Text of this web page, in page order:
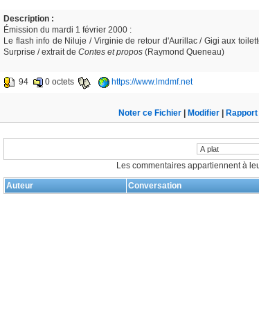
Description :
Émission du mardi 1 février 2000 :
Le flash info de Niluje / Virginie de retour d'Aurillac / Gigi aux
Surprise / extrait de Contes et propos (Raymond Queneau)
94 0 octets https://www.lmdmf.net
Noter ce Fichier
Modifier
Les commentaires appartiennent à
Auteur Conversation